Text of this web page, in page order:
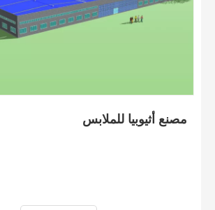
مصنع أثيوبيا للملابس